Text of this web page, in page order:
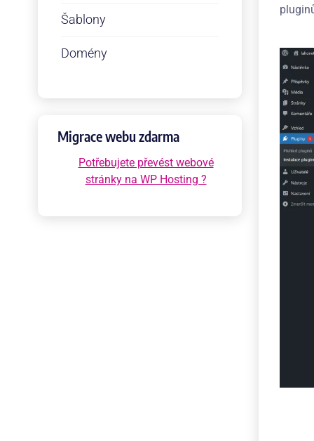
Šablony
Domény
Migrace webu zdarma
Potřebujete převést webové
stránky na WP Hosting ?